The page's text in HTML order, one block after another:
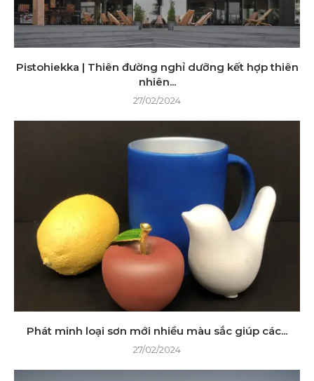
Pistohiekka | Thiên đường nghỉ dưỡng kết hợp thiên
nhiên...
27/02/2024
Phát minh loại sơn mới nhiều màu sắc giúp các...
27/02/2024